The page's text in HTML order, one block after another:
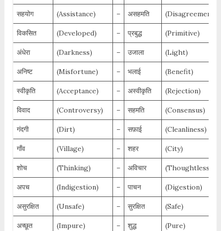
सहयोग (Assistance) – असहमति (Disagreement)
विकसित (Developed) – प्रबुद्ध (Primitive)
अंधेरा (Darkness) – उजाला (Light)
अनिष्ट (Misfortune) – भलाई (Benefit)
स्वीकृति (Acceptance) – अस्वीकृति (Rejection)
विवाद (Controversy) – सहमति (Consensus)
गंदगी (Dirt) – सफ़ाई (Cleanliness)
गाँव (Village) – शहर (City)
शोच (Thinking) – अविचार
अपच (Indigestion) – पाचन (Digestion)
असुरक्षित (Unsafe) – सुरक्षित (Safe)
अच्छूत (Impure) – शुद्ध (Pure)